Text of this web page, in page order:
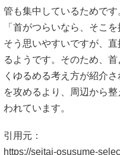
引用元：
https://seitai-osusume-
ク-マッサージは効果ある
痛みを我慢して続
「痛いけど、我慢すればそ
そう考えて続けてしまう人